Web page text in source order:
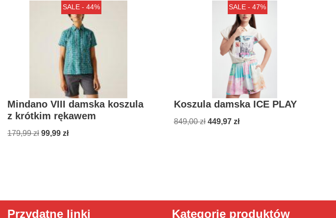
SALE - 44%
Mindano VIII damska koszula
z krótkim rękawem
179,99zł 99,99 zł
SALE - 47%
Koszula damska ICE PLAY
849,00zł 449,97 zł
Przydatne linki Kategorie produktów